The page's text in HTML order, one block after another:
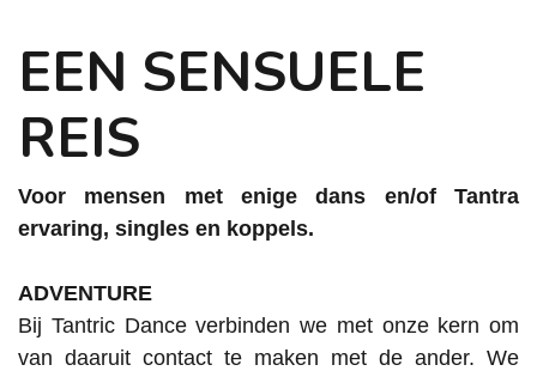
EEN SENSUELE
REIS
Voor mensen met enige dans en/of Tantra
ervaring, singles en koppels.
ADVENTURE
Bij Tantric Dance verbinden we met onze kern om
van daaruit contact te maken met de ander. We